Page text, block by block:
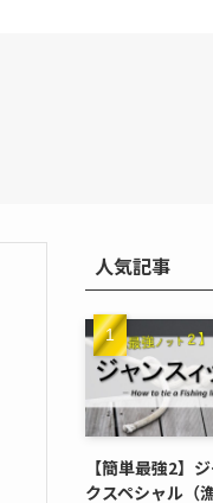
人気記事
【簡単最強2】
クスペシャル（